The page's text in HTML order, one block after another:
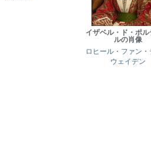
イザベル・ド・ポル
ルの肖像
ロヒール・ファン・
ウェイデン